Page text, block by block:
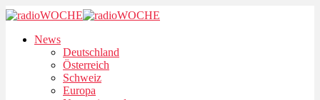
News
Deutschland
Österreich
Schweiz
Europa